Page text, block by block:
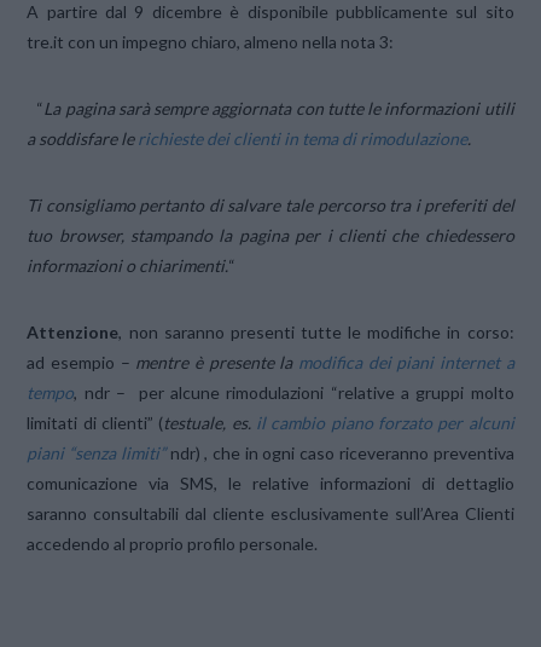
A partire dal 9 dicembre è disponibile pubblicamente sul sito
tre.it con un impegno chiaro, almeno nella nota 3:
“La pagina sarà sempre aggiornata con tutte le informazioni utili
a soddisfare lerichieste dei clienti in tema di rimodulazione.
Ti consigliamo pertanto di salvare tale percorso tra i preferiti del
tuo browser, stampando la pagina per i clienti che chiedessero
informazioni o chiarimenti.“
Attenzione, non saranno presenti tutte le modifiche in corso:
ad esempio – mentre è presente la modifica dei piani internet a
tempo, ndr – per alcune rimodulazioni “relative a gruppi molto
limitati di clienti” (testuale, es. il cambio piano forzato per alcuni
piani “senza limiti”ndr) , che in ogni caso riceveranno preventiva
comunicazione via SMS, le relative informazioni di dettaglio
saranno consultabili dal cliente esclusivamente sull’Area Clienti
accedendo al proprio profilo personale.